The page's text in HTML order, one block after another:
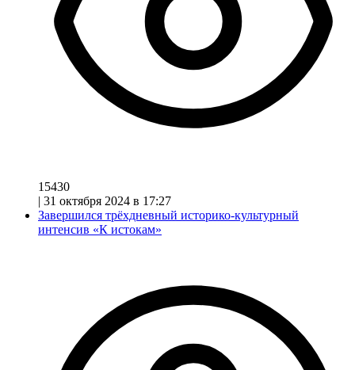
15430
| 31 октября 2024 в 17:27
Завершился трёхдневный историко-культурный
интенсив «К истокам»